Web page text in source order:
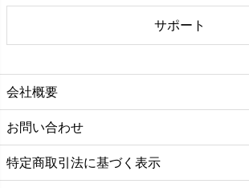
サポート
会社概要
お問い合わせ
特定商取引法に基づく表示